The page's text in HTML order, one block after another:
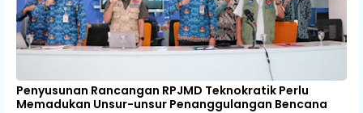
Penyusunan Rancangan RPJMD Teknokratik Perlu
Memadukan Unsur-unsur Penanggulangan Bencana